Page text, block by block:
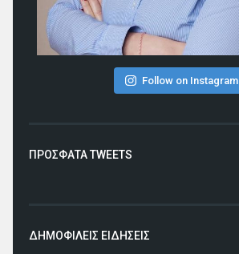
Follow on Instagram
ΠΡΟΣΦΑΤΑ TWEETS
ΔΗΜΟΦΙΛΕΙΣ ΕΙΔΗΣΕΙΣ